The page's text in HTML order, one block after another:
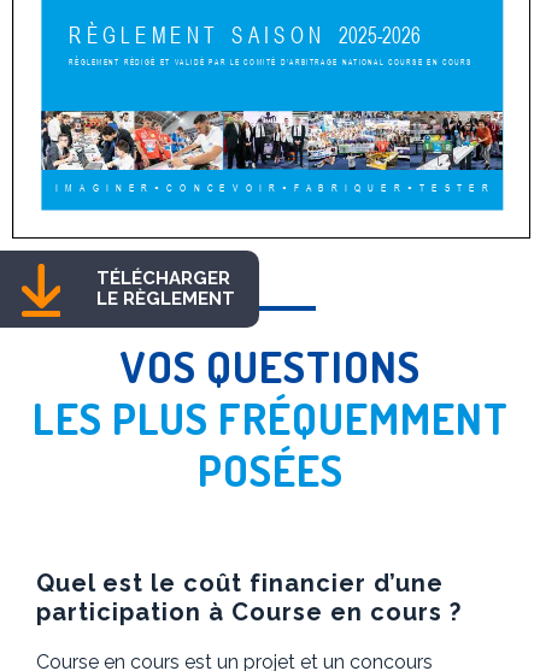
TÉLÉCHARGER
LE RÈGLEMENT
VOS QUESTIONS
LES PLUS FRÉQUEMMENT
POSÉES
Quel est le coût financier d’une
participation à Course en cours ?
Course en cours est un projet et un concours